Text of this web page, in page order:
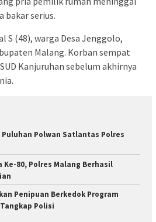
bakar serius.
S (48), warga Desa Jenggolo,
Malang. Korban sempat
Kanjuruhan sebelum akhirnya
Puluhan Polwan Satlantas Polres
80, Polres Malang Berhasil
Penipuan Berkedok Program
Polisi